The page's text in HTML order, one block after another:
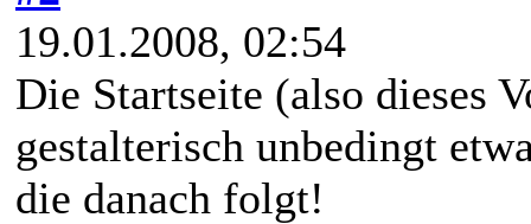
19.01.2008, 02:54
Die Startseite (also dieses
gestalterisch unbedingt
die danach folgt!